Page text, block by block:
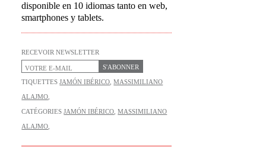
disponible en 10 idiomas tanto en web,
smartphones y tablets.
RECEVOIR NEWSLETTER
S'ABONNER
TIQUETTESJAMÓN IBÉRICO,MASSIMILIANO
ALAJMO,
CATÉGORIESJAMÓN IBÉRICO,MASSIMILIANO
ALAJMO,